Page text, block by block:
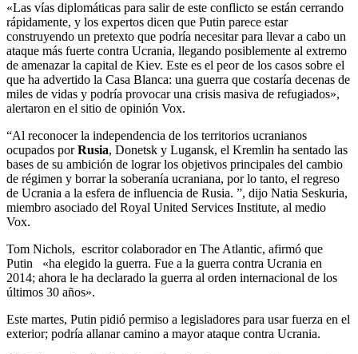
«Las vías diplomáticas para salir de este conflicto se están cerrando
rápidamente, y los expertos dicen que Putin parece estar
construyendo un pretexto que podría necesitar para llevar a cabo un
ataque más fuerte contra Ucrania, llegando posiblemente al extremo
de amenazar la capital de Kiev. Este es el peor de los casos sobre el
que ha advertido la Casa Blanca: una guerra que costaría decenas de
miles de vidas y podría provocar una crisis masiva de refugiados»,
alertaron en el sitio de opinión Vox.
“Al reconocer la independencia de los territorios ucranianos
ocupados porRusia, Donetsk y Lugansk, el Kremlin ha sentado las
bases de su ambición de lograr los objetivos principales del cambio
de régimen y borrar la soberanía ucraniana, por lo tanto, el regreso
de Ucrania a la esfera de influencia de Rusia. ”, dijo Natia Seskuria,
miembro asociado del Royal United Services Institute, al medio
Vox.
Tom Nichols, escritor colaborador en The Atlantic, afirmó que
Putin «ha elegido la guerra. Fue a la guerra contra Ucrania en
2014; ahora le ha declarado la guerra al orden internacional de los
últimos 30 años».
Este martes, Putin pidió permiso a legisladores para usar fuerza en el
exterior; podría allanar camino a mayor ataque contra Ucrania.